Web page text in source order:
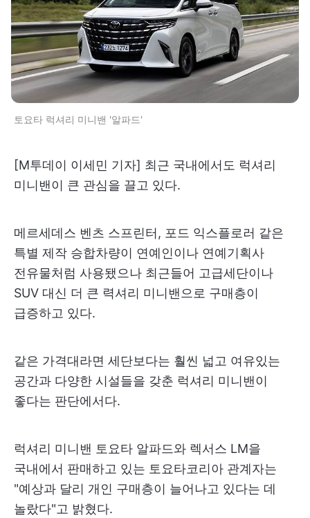
토요타 럭셔리 미니밴 '알파드'
[M투데이 이세민 기자] 최근 국내에서도 럭셔리
미니밴이 큰 관심을 끌고 있다.
메르세데스 벤츠 스프린터, 포드 익스플로러 같은
특별 제작 승합차량이 연예인이나 연예기획사
전유물처럼 사용됐으나 최근들어 고급세단이나
SUV 대신 더 큰 력셔리 미니밴으로 구매층이
급증하고 있다.
같은 가격대라면 세단보다는 훨씬 넓고 여유있는
공간과 다양한 시설들을 갖춘 럭셔리 미니밴이
좋다는 판단에서다.
럭셔리 미니밴 토요타 알파드와 렉서스 LM을
국내에서 판매하고 있는 토요타코리아 관계자는
"예상과 달리 개인 구매층이 늘어나고 있다는 데
놀랐다"고 밝혔다.